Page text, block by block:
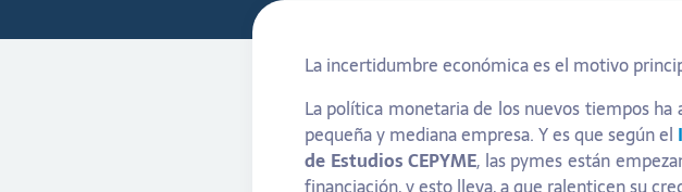
La incertidumbre económica es el motivo
La política monetaria de los nuevos tiempos
pequeña y mediana empresa. Y es que según el
de Estudios CEPYME, las pymes están